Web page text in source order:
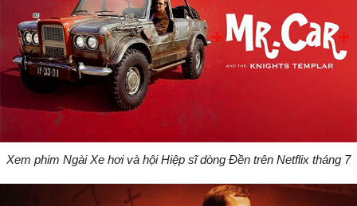
Xem phim Ngài Xe hơi và hội Hiệp sĩ dòng Đền trên Netflix tháng 7